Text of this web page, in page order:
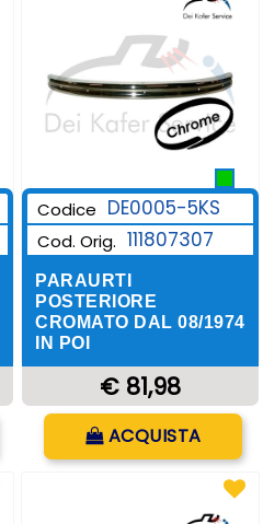
Codice DE0005-5KS
Cod. Orig. 111807307
PARAURTI
POSTERIORE
CROMATO DAL 08/1974
IN POI
€ 81,98
Quantità
ACQUISTA